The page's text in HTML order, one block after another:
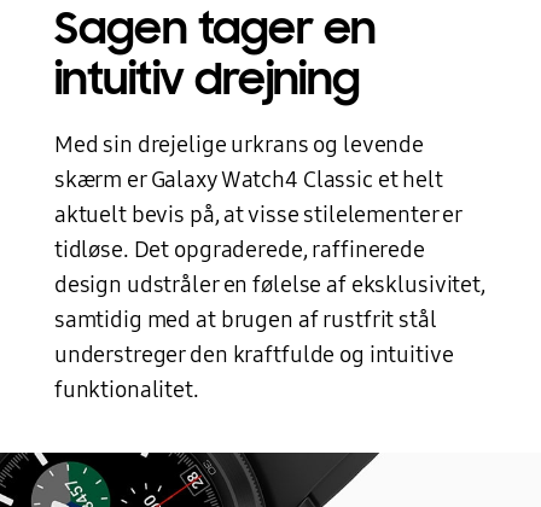
Sagen tager en
intuitiv drejning
Med sin drejelige urkrans og levende
skærm er Galaxy Watch4 Classic et helt
aktuelt bevis på, at visse stilelementer er
tidløse. Det opgraderede, raffinerede
design udstråler en følelse af eksklusivitet,
samtidig med at brugen af rustfrit stål
understreger den kraftfulde og intuitive
funktionalitet.